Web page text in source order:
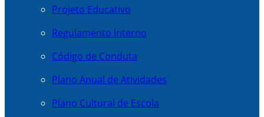
Projeto Educativo
Regulamento Interno
Código de Conduta
Plano Anual de Atividades
Plano Cultural de Escola